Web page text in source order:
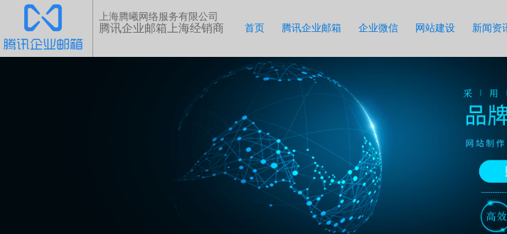
上海腾曦网络服务有限公司
腾讯企业邮箱上海经销商 首页 腾讯企业邮箱 企业微信 网站建设 新闻资